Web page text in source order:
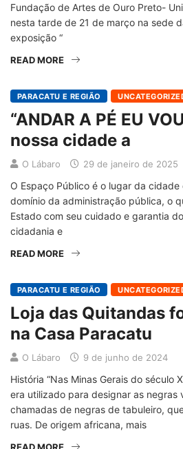
Fundação de Artes de Ouro Preto-
nesta tarde de 21 de março na sede
exposição “
READ MORE
PARACATU E REGIÃO
“ANDAR A PÉ EU
nossa cidade a
O Lábaro 29 de janeiro de 2025
O Espaço Público é o lugar da
domínio da administração pública, o
Estado com seu cuidado e garantia
cidadania e
READ MORE
PARACATU E REGIÃO
Loja das Quitandas
na Casa Paracatu
O Lábaro 9 de junho de 2024
História “Nas Minas Gerais do século
era utilizado para designar as negras
chamadas de negras de tabuleiro,
ruas. De origem africana, mais
READ MORE